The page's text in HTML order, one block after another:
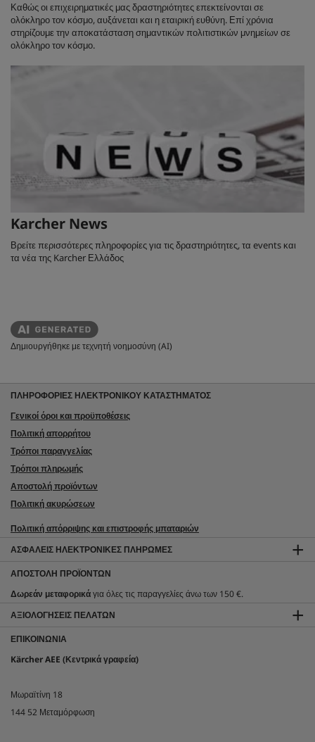
Καθώς οι επιχειρηματικές μας δραστηριότητες επεκτείνονται σε
ολόκληρο τον κόσμο, αυξάνεται και η εταιρική ευθύνη. Επί χρόνια
στηρίζουμε την αποκατάσταση σημαντικών πολιτιστικών μνημείων σε
ολόκληρο τον κόσμο.
Karcher News
Βρείτε περισσότερες πληροφορίες για τις δραστηριότητες, τα events και
τα νέα της Karcher Ελλάδος
Δημιουργήθηκε με τεχνητή νοημοσύνη (AI)
ΠΛΗΡΟΦΟΡΙΕΣ ΗΛΕΚΤΡΟΝΙΚΟΥ ΚΑΤΑΣΤΗΜΑΤΟΣ
Γενικοί όροι και προϋποθέσεις
Πολιτική απορρήτου
Τρόποι παραγγελίας
Τρόποι πληρωμής
Αποστολή προϊόντων
Πολιτική ακυρώσεων
Πολιτική απόρριψης και επιστροφής μπαταριών
ΑΣΦΑΛΕΊΣ ΗΛΕΚΤΡΟΝΙΚΈΣ ΠΛΗΡΩΜΈΣ
ΑΠΟΣΤΟΛΉ ΠΡΟΪΌΝΤΩΝ
Δωρεάν μεταφορικάγια όλες τις παραγγελίες άνω των 150 €.
ΑΞΙΟΛΟΓΉΣΕΙΣ ΠΕΛΑΤΏΝ
ΕΠΙΚΟΙΝΩΝΊΑ
Kärcher AEE (Κεντρικά γραφεία)
Μωραϊτίνη 18
144 52 Μεταμόρφωση